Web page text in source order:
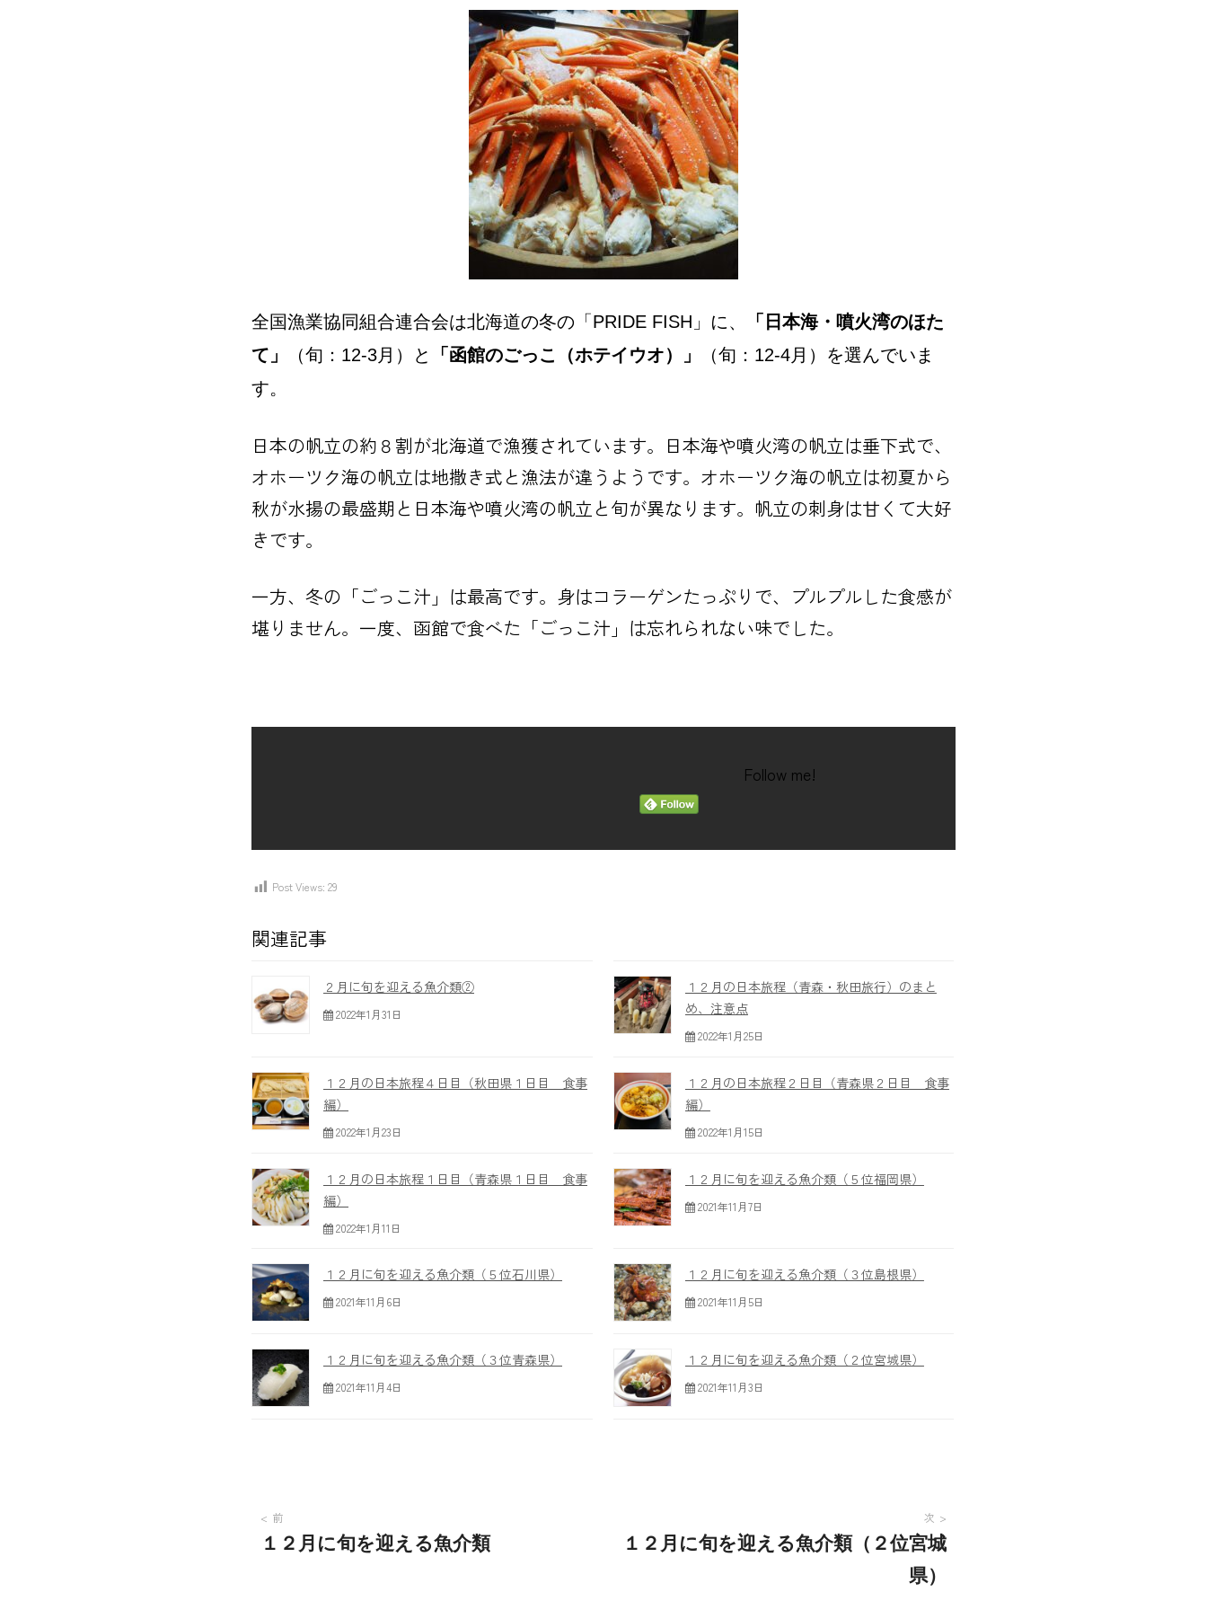
全国漁業協同組合連合会は北海道の冬の「PRIDE FISH」に、
「日本海・噴火湾のほた
て」
（旬：12-3月）と 「函館のごっこ（ホテイウオ）」
（旬：12-4月）を選んでいま
す。
日本の帆立の約８割が北海道で漁獲されています。日本海や噴火湾の帆立は垂下式で、
オホーツク海の帆立は地撒き式と漁法が違うようです。オホーツク海の帆立は初夏から
秋が水揚の最盛期と日本海や噴火湾の帆立と旬が異なります。帆立の刺身は甘くて大好
きです。
一方、冬の「ごっこ汁」は最高です。身はコラーゲンたっぷりで、プルプルした食感が
堪りません。一度、函館で食べた「ごっこ汁」は忘れられない味でした。
Follow me!
Post Views: 29
関連記事
２月に旬を迎える魚介類②
2022年1月31日
１２月の日本旅程（青森・秋田旅行）のまと
め、注意点
2022年1月25日
１２月の日本旅程４日目（秋田県１日目 食事
編）
2022年1月23日
１２月の日本旅程２日目（青森県２日目 食事
編）
2022年1月15日
１２月の日本旅程１日目（青森県１日目 食事
編）
2022年1月11日
１２月に旬を迎える魚介類（５位福岡県）
2021年11月7日
１２月に旬を迎える魚介類（５位石川県）
2021年11月6日
１２月に旬を迎える魚介類（３位島根県）
2021年11月5日
１２月に旬を迎える魚介類（３位青森県）
2021年11月4日
１２月に旬を迎える魚介類（２位宮城県）
2021年11月3日
投
稿
前
１２月に旬を迎える魚介類
次
１２月に旬を迎える魚介類（２位宮城
県）